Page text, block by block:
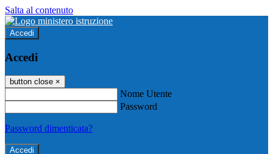
Salta al contenuto
Accedi
Accedi
button close ×
Nome Utente
Password
Password dimenticata?